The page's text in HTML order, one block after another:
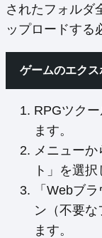
されたフォルダ
ップロードする
ゲームのエクス
RPGツク
ます。
メニュー
ト」を選択
「Webブ
ン（不要
ます。